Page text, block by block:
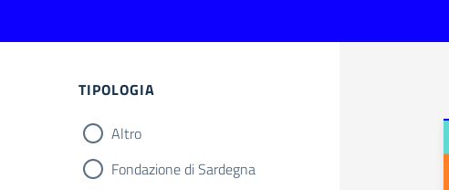
Filtri
TIPOLOGIA
Altro
Fondazione di Sardegna